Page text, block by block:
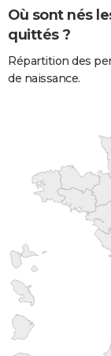
Où sont nés
quittés ?
Répartition des
de naissance.